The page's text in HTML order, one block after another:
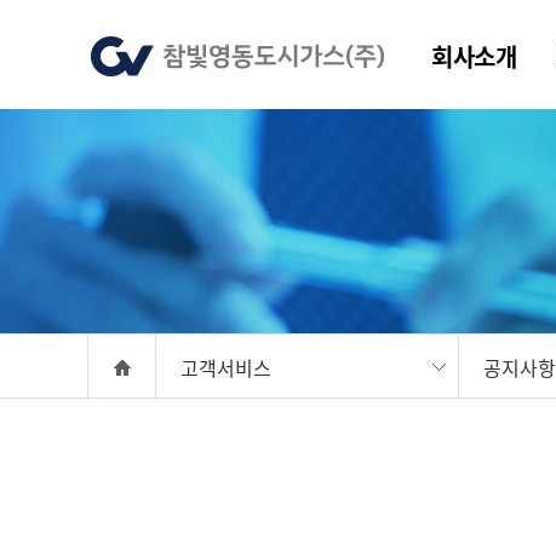
회사소개
고객서비스 공지사항